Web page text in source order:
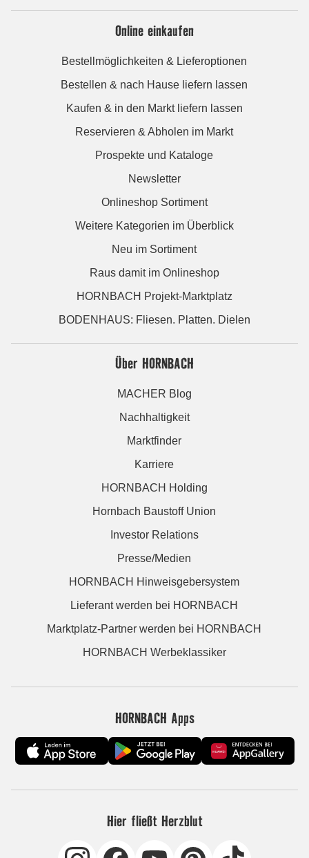
Online einkaufen
Bestellmöglichkeiten & Lieferoptionen
Bestellen & nach Hause liefern lassen
Kaufen & in den Markt liefern lassen
Reservieren & Abholen im Markt
Prospekte und Kataloge
Newsletter
Onlineshop Sortiment
Weitere Kategorien im Überblick
Neu im Sortiment
Raus damit im Onlineshop
HORNBACH Projekt-Marktplatz
BODENHAUS: Fliesen. Platten. Dielen
Über HORNBACH
MACHER Blog
Nachhaltigkeit
Marktfinder
Karriere
HORNBACH Holding
Hornbach Baustoff Union
Investor Relations
Presse/Medien
HORNBACH Hinweisgebersystem
Lieferant werden bei HORNBACH
Marktplatz-Partner werden bei HORNBACH
HORNBACH Werbeklassiker
HORNBACH Apps
Hier fließt Herzblut